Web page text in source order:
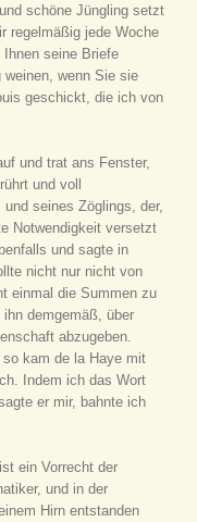
schöne Jüngling setzt
regelmäßig jede Woche
seine Briefe
weinen, wenn Sie sie
geschickt, die ich von
und trat ans Fenster,
und voll
seines Zöglings, der,
Notwendigkeit versetzt
und sagte in
nicht nur nicht von
einmal die Summen zu
demgemäß, über
abzugeben.
kam de la Haye mit
Indem ich das Wort
er mir, bahnte ich
ein Vorrecht der
und in der
Hirn entstanden